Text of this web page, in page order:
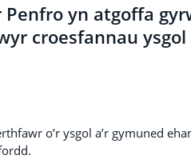
yn atgoffa
croesfannau ysgol
o’r ysgol a’r gymuned